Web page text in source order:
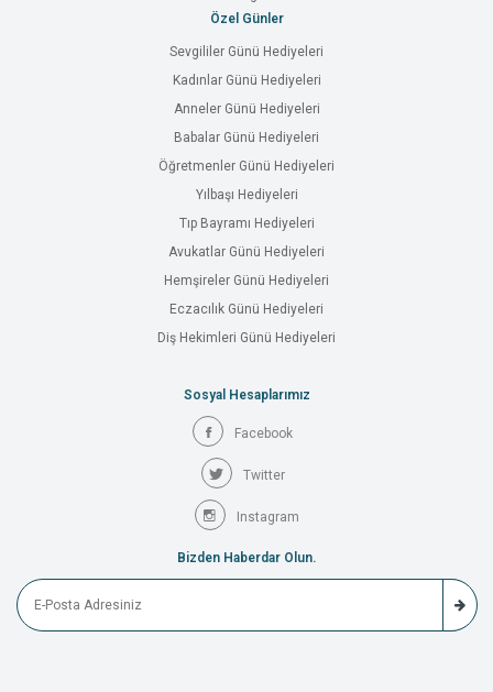
Özel Günler
Sevgililer Günü Hediyeleri
Kadınlar Günü Hediyeleri
Anneler Günü Hediyeleri
Babalar Günü Hediyeleri
Öğretmenler Günü Hediyeleri
Yılbaşı Hediyeleri
Tıp Bayramı Hediyeleri
Avukatlar Günü Hediyeleri
Hemşireler Günü Hediyeleri
Eczacılık Günü Hediyeleri
Diş Hekimleri Günü Hediyeleri
Sosyal Hesaplarımız
Facebook
Twitter
Instagram
Bizden Haberdar Olun.